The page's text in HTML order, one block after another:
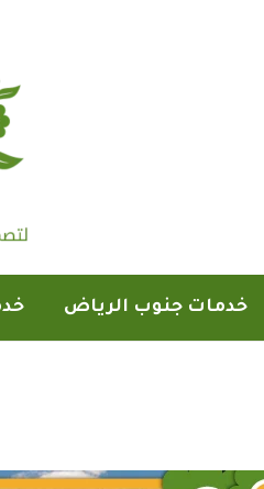
خدمات جنوب الرياض